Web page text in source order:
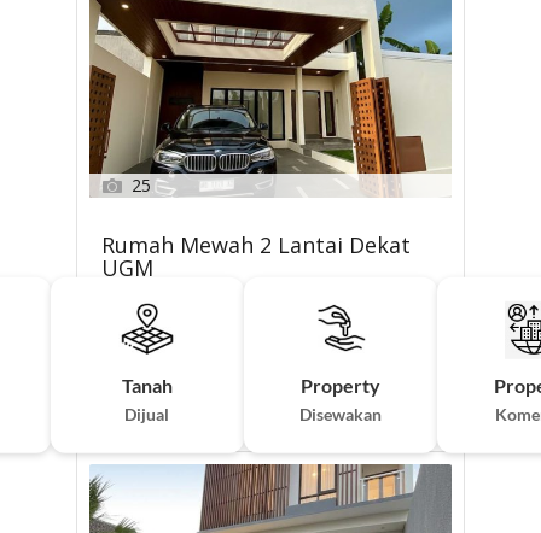
Tanah
Dijual
Property
Disewakan
25
Rumah Mewah 2 Lantai Dekat
UGM
Rp. 2,280,000,000
123 m² 3 KM